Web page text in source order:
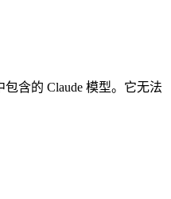
含的 Claude 模型。它无法